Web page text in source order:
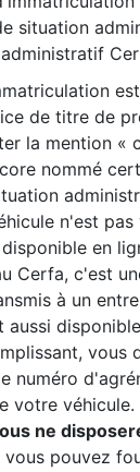
situation
de titre de
la mention «
nommé
n'est
en
Cerfa, c'est
à un
aussi
vous
numéro
votre véhicule.
ne
vous pouvez